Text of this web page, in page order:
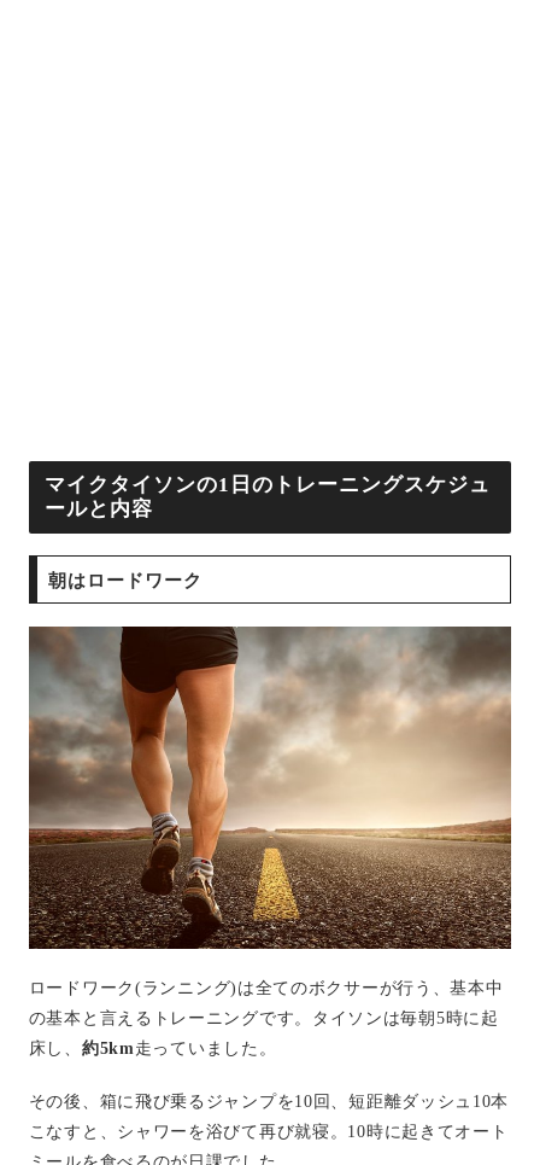
マイクタイソンの1日のトレーニングスケジュ
ールと内容
朝はロードワーク
ロードワーク (ランニング) は全てのボクサーが行う、基本中
の基本と言えるトレーニングです。タイソンは毎朝 5 時に起
床し、 約5km 走っていました。
その後、箱に飛び乗るジャンプを10 回、短距離ダッシュ 10本
こなすと、シャワーを浴びて再び就寝。 10時に起きてオート